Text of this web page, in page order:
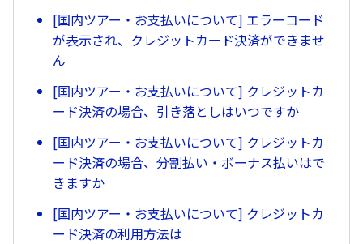
[国内ツアー・お支払いについて] エラーコード
が表示され、クレジットカード決済ができませ
ん
[国内ツアー・お支払いについて] クレジットカ
ード決済の場合、引き落としはいつですか
[国内ツアー・お支払いについて] クレジットカ
ード決済の場合、分割払い・ボーナス払いはで
きますか
[国内ツアー・お支払いについて] クレジットカ
ード決済の利用方法は